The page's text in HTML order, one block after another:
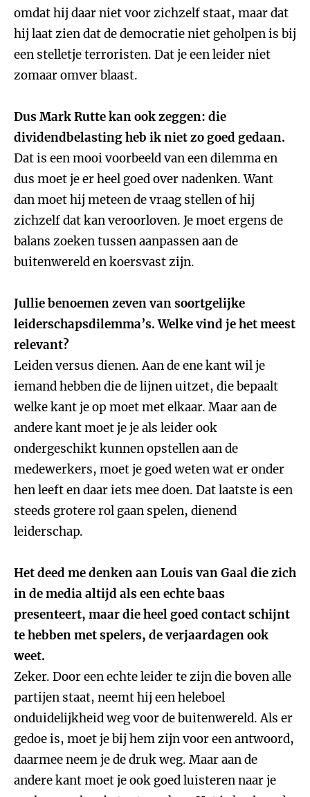
omdat hij daar niet voor zichzelf staat, maar dat
hij laat zien dat de democratie niet geholpen is bij
een stelletje terroristen. Dat je een leider niet
zomaar omver blaast.
Dus Mark Rutte kan ook zeggen: die
dividendbelasting heb ik niet zo goed gedaan.
Dat is een mooi voorbeeld van een dilemma en
dus moet je er heel goed over nadenken. Want
dan moet hij meteen de vraag stellen of hij
zichzelf dat kan veroorloven. Je moet ergens de
balans zoeken tussen aanpassen aan de
buitenwereld en koersvast zijn.
Jullie benoemen zeven van soortgelijke
leiderschapsdilemma’s. Welke vind je het meest
relevant?
Leiden versus dienen. Aan de ene kant wil je
iemand hebben die de lijnen uitzet, die bepaalt
welke kant je op moet met elkaar. Maar aan de
andere kant moet je je als leider ook
ondergeschikt kunnen opstellen aan de
medewerkers, moet je goed weten wat er onder
hen leeft en daar iets mee doen. Dat laatste is een
steeds grotere rol gaan spelen, dienend
leiderschap.
Het deed me denken aan Louis van Gaal die zich
in de media altijd als een echte baas
presenteert, maar die heel goed contact schijnt
te hebben met spelers, de verjaardagen ook
weet.
Zeker. Door een echte leider te zijn die boven alle
partijen staat, neemt hij een heleboel
onduidelijkheid weg voor de buitenwereld. Als er
gedoe is, moet je bij hem zijn voor een antwoord,
daarmee neem je de druk weg. Maar aan de
andere kant moet je ook goed luisteren naar je